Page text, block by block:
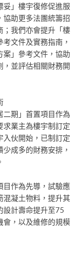
」樓宇復修促進服
助更多法團統籌招
；我們亦會提升「樓
文件及實務指南，
」參考文件，協助
，並評估相關財務開
二期」首置項目作為
業主為樓宇制訂定
伙開始，已制訂定
成多的財務安排，
目作為先導，試驗應
混凝土物料，提升其
設計壽命提升至75
會，以及維修的規模